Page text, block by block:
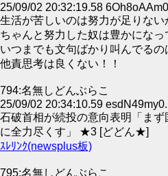
25/09/02 20:32:19.58
生活が苦しいのは努力が足りない
ちゃんと努力した奴は豊かになっ
いつまでも文句ばかり叫んでる
他責思考は良くない！！
794:名無しどんぶらこ
25/09/02 20:34:10.59
石破首相が続投の意向表明「ま
に全力尽くす」 ★3 [どどん★]
ｽﾚﾘﾝｸ(newsplus板)
795:名無しどんぶらこ